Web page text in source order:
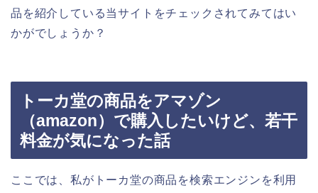
品を紹介している当サイトをチェックされてみてはい
かがでしょうか？
トーカ堂の商品をアマゾン
（amazon）で購入したいけど、若干
料金が気になった話
ここでは、私がトーカ堂の商品を検索エンジンを利用